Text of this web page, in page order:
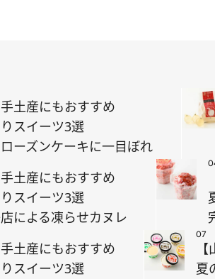
手土産にもおすすめ
スイーツ3選
ーズンケーキに一目ぼれ
手土産にもおすすめ
スイーツ3選
による凍らせカヌレ
手土産にもおすすめ
スイーツ3選
07
夏